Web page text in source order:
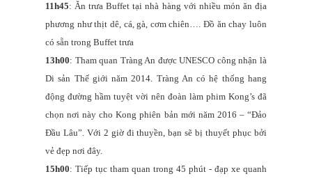
11h45: Ăn trưa Buffet tại nhà hàng với nhiều món ăn địa
phương như thịt dê, cá, gà, cơm chiên…. Đồ ăn chay luôn
có sẵn trong Buffet trưa
13h00: Tham quan Tràng An được UNESCO công nhận là
Di sản Thế giới năm 2014. Tràng An có hệ thống hang
động đường hầm tuyệt vời nên đoàn làm phim Kong’s đã
chọn nơi này cho Kong phiên bản mới năm 2016 – “Đảo
Đầu Lâu”. Với 2 giờ đi thuyền, bạn sẽ bị thuyết phục bởi
vẻ đẹp nơi đây.
15h00: Tiếp tục tham quan trong 45 phút - đạp xe quanh